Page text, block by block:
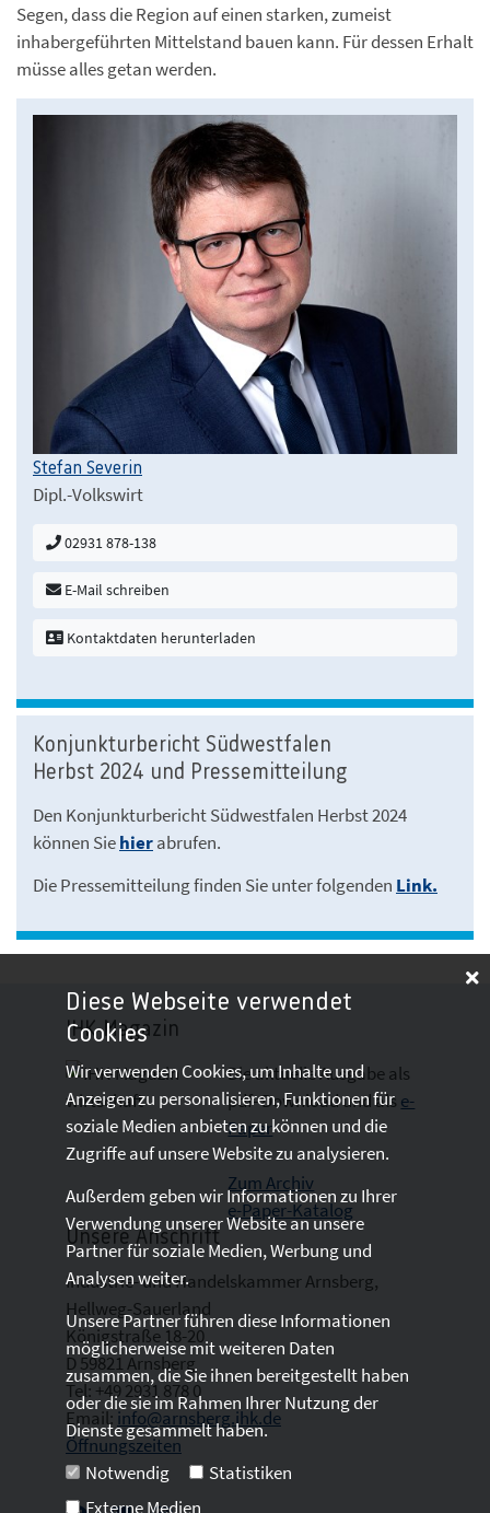
Segen, dass die Region auf einen starken, zumeist
inhabergeführten Mittelstand bauen kann. Für dessen Erhalt
müsse alles getan werden.
Stefan Severin
Dipl.-Volkswirt
02931 878-138
E-Mail schreiben
Kontaktdaten herunterladen
Konjunkturbericht Südwestfalen
Herbst 2024 und Pressemitteilung
Den Konjunkturbericht Südwestfalen Herbst 2024
können Siehierabrufen.
Die Pressemitteilung finden Sie unter folgenden Link.
IHK-Magazin
Die aktuelle Ausgabe als
pdf- Downloadund als e-
Paper
Zum Archiv
e-Paper-Katalog
Unsere Anschrift
Industrie- und Handelskammer Arnsberg,
Hellweg-Sauerland
Königstraße 18-20
D 59821 Arnsberg
Tel: +49 2931 878 0
Email: info@arnsberg.ihk.de
Öffnungszeiten
Diese Webseite verwendet
Cookies
Wir verwenden Cookies, um Inhalte und
Anzeigen zu personalisieren, Funktionen für
soziale Medien anbieten zu können und die
Zugriffe auf unsere Website zu analysieren.
Außerdem geben wir Informationen zu Ihrer
Verwendung unserer Website an unsere
Partner für soziale Medien, Werbung und
Analysen weiter.
Unsere Partner führen diese Informationen
möglicherweise mit weiteren Daten
zusammen, die Sie ihnen bereitgestellt haben
oder die sie im Rahmen Ihrer Nutzung der
Dienste gesammelt haben.
Notwendig
Statistiken
Externe Medien